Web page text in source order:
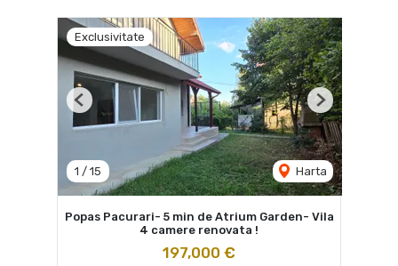
Exclusivitate
1 / 15 Harta
Previous Next
Popas Pacurari- 5 min de Atrium Garden- Vila
4 camere renovata !
197,000 €